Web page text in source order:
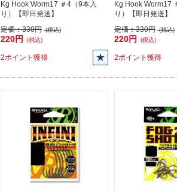
Kg Hook Worm17 ＃4（9本入
り）【即日発送】
定価：330円 (税込)
220円 (税込)
2ポイント獲得
Kg Hook Worm17
り）【即日発送】
定価：330円 (税込)
220円 (税込)
2ポイント獲得